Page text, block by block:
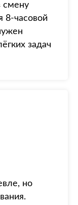
смену
8-часовой
задач
но